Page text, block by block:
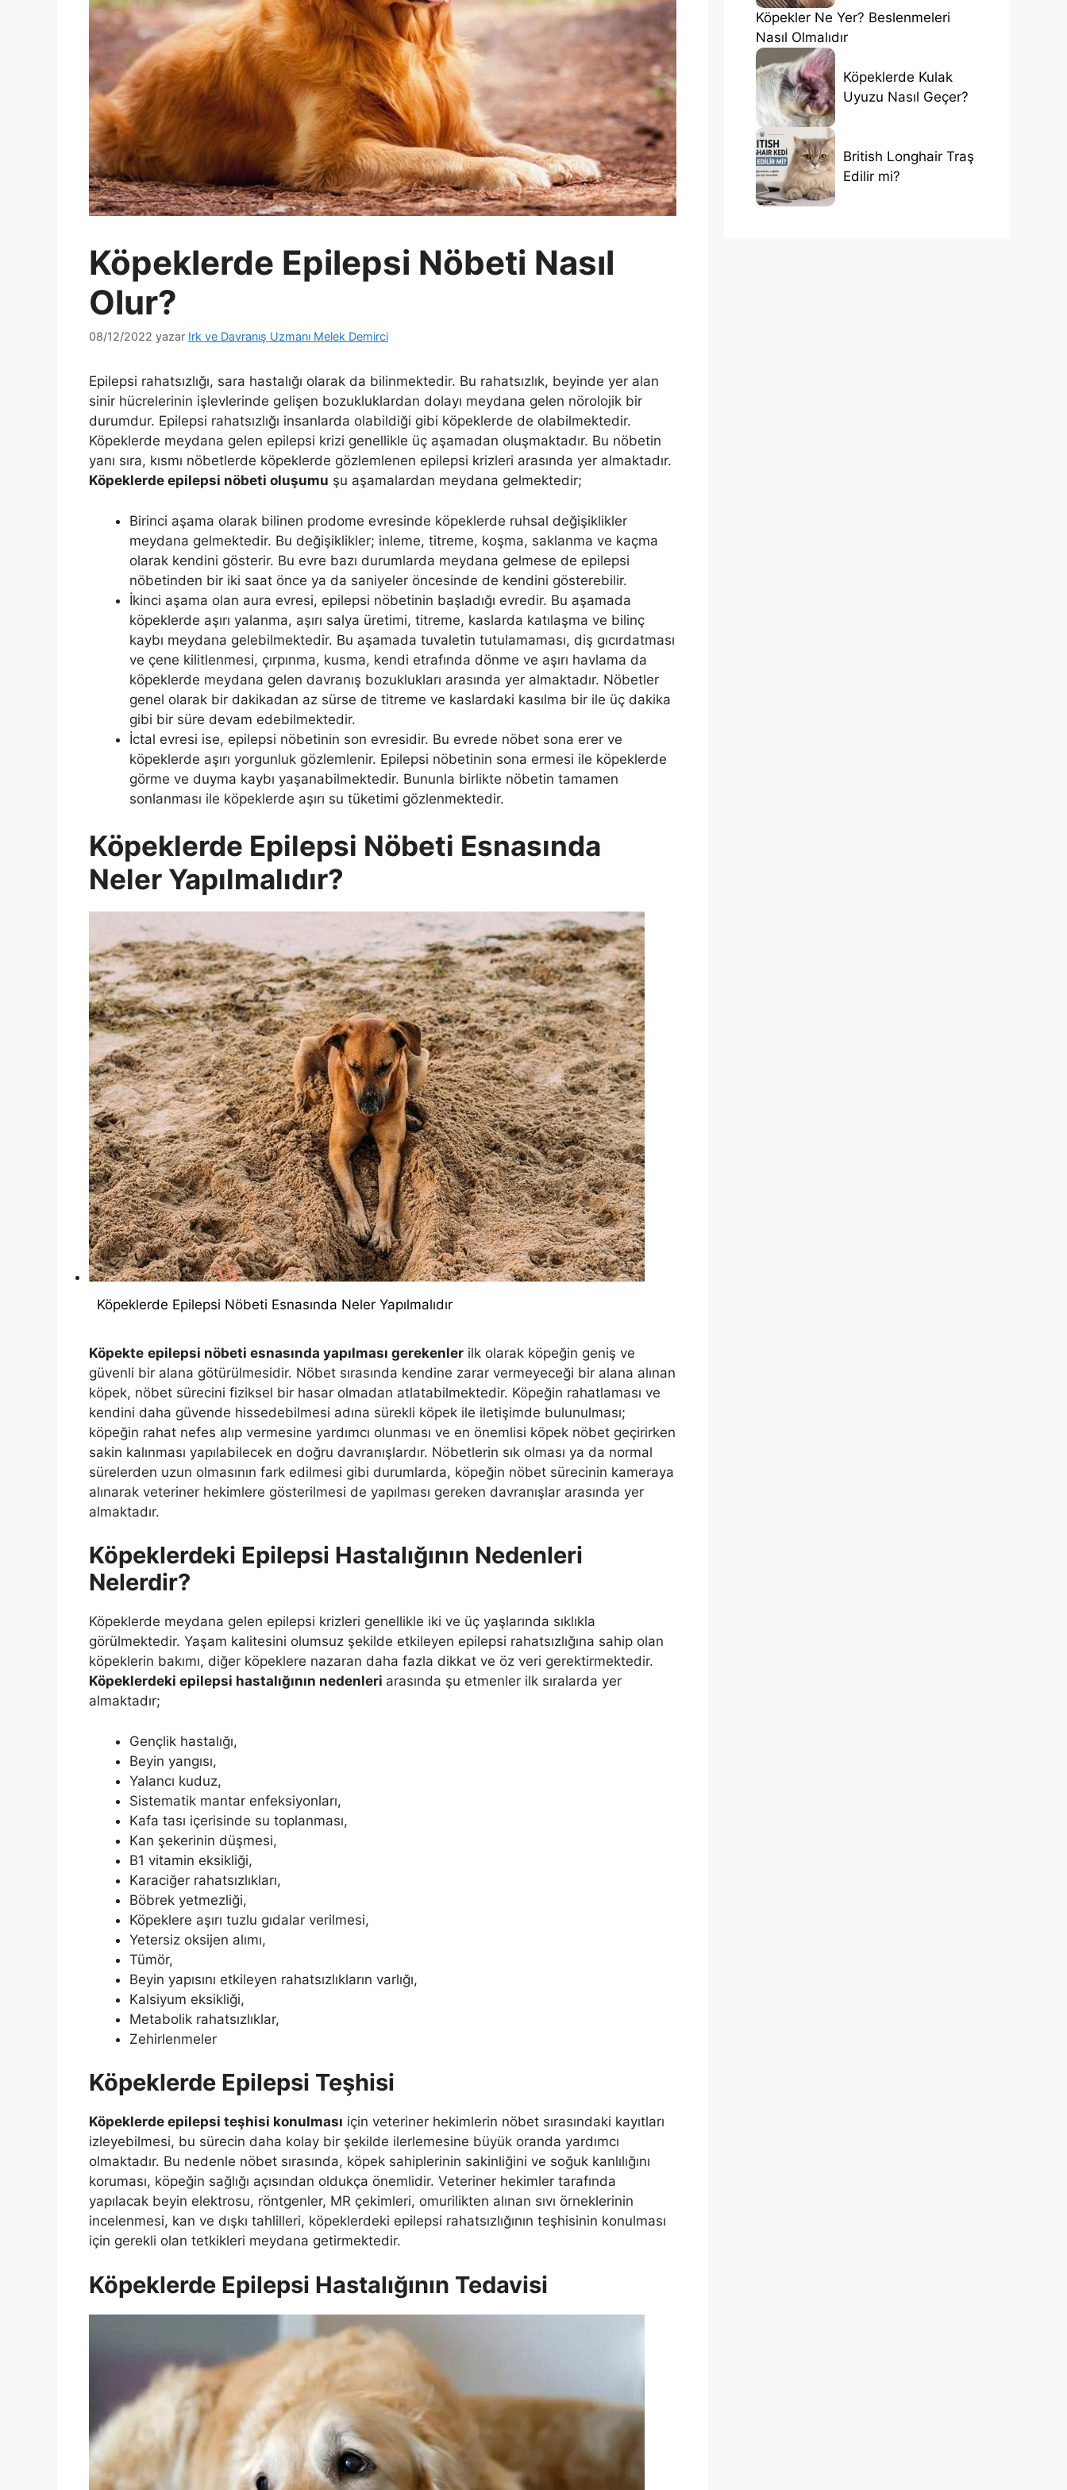
Köpeklerde Epilepsi Nöbeti Nasıl
Olur?
08/12/2022 yazar Irk ve Davranış Uzmanı Melek Demirci
Epilepsi rahatsızlığı, sara hastalığı olarak da bilinmektedir. Bu rahatsızlık, beyinde yer alan
sinir hücrelerinin işlevlerinde gelişen bozukluklardan dolayı meydana gelen nörolojik bir
durumdur. Epilepsi rahatsızlığı insanlarda olabildiği gibi köpeklerde de olabilmektedir.
Köpeklerde meydana gelen epilepsi krizi genellikle üç aşamadan oluşmaktadır. Bu nöbetin
yanı sıra, kısmı nöbetlerde köpeklerde gözlemlenen epilepsi krizleri arasında yer almaktadır.
Köpeklerde epilepsi nöbeti oluşumu şu aşamalardan meydana gelmektedir;
Birinci aşama olarak bilinen prodome evresinde köpeklerde ruhsal değişiklikler
meydana gelmektedir. Bu değişiklikler; inleme, titreme, koşma, saklanma ve kaçma
olarak kendini gösterir. Bu evre bazı durumlarda meydana gelmese de epilepsi
nöbetinden bir iki saat önce ya da saniyeler öncesinde de kendini gösterebilir.
İkinci aşama olan aura evresi, epilepsi nöbetinin başladığı evredir. Bu aşamada
köpeklerde aşırı yalanma, aşırı salya üretimi, titreme, kaslarda katılaşma ve bilinç
kaybı meydana gelebilmektedir. Bu aşamada tuvaletin tutulamaması, diş gıcırdatması
ve çene kilitlenmesi, çırpınma, kusma, kendi etrafında dönme ve aşırı havlama da
köpeklerde meydana gelen davranış bozuklukları arasında yer almaktadır. Nöbetler
genel olarak bir dakikadan az sürse de titreme ve kaslardaki kasılma bir ile üç dakika
gibi bir süre devam edebilmektedir.
İctal evresi ise, epilepsi nöbetinin son evresidir. Bu evrede nöbet sona erer ve
köpeklerde aşırı yorgunluk gözlemlenir. Epilepsi nöbetinin sona ermesi ile köpeklerde
görme ve duyma kaybı yaşanabilmektedir. Bununla birlikte nöbetin tamamen
sonlanması ile köpeklerde aşırı su tüketimi gözlenmektedir.
Köpeklerde Epilepsi Nöbeti Esnasında
Neler Yapılmalıdır?
Köpeklerde Epilepsi Nöbeti Esnasında Neler Yapılmalıdır
Köpekte epilepsi nöbeti esnasında yapılması gerekenler ilk olarak köpeğin geniş ve
güvenli bir alana götürülmesidir. Nöbet sırasında kendine zarar vermeyeceği bir alana alınan
köpek, nöbet sürecini fiziksel bir hasar olmadan atlatabilmektedir. Köpeğin rahatlaması ve
kendini daha güvende hissedebilmesi adına sürekli köpek ile iletişimde bulunulması;
köpeğin rahat nefes alıp vermesine yardımcı olunması ve en önemlisi köpek nöbet geçirirken
sakin kalınması yapılabilecek en doğru davranışlardır. Nöbetlerin sık olması ya da normal
sürelerden uzun olmasının fark edilmesi gibi durumlarda, köpeğin nöbet sürecinin kameraya
alınarak veteriner hekimlere gösterilmesi de yapılması gereken davranışlar arasında yer
almaktadır.
Köpeklerdeki Epilepsi Hastalığının Nedenleri
Nelerdir?
Köpeklerde meydana gelen epilepsi krizleri genellikle iki ve üç yaşlarında sıklıkla
görülmektedir. Yaşam kalitesini olumsuz şekilde etkileyen epilepsi rahatsızlığına sahip olan
köpeklerin bakımı, diğer köpeklere nazaran daha fazla dikkat ve öz veri gerektirmektedir.
Köpeklerdeki epilepsi hastalığının nedenleri arasında şu etmenler ilk sıralarda yer
almaktadır;
Gençlik hastalığı,
Beyin yangısı,
Yalancı kuduz,
Sistematik mantar enfeksiyonları,
Kafa tası içerisinde su toplanması,
Kan şekerinin düşmesi,
B1 vitamin eksikliği,
Karaciğer rahatsızlıkları,
Böbrek yetmezliği,
Köpeklere aşırı tuzlu gıdalar verilmesi,
Yetersiz oksijen alımı,
Tümör,
Beyin yapısını etkileyen rahatsızlıkların varlığı,
Kalsiyum eksikliği,
Metabolik rahatsızlıklar,
Zehirlenmeler
Köpeklerde Epilepsi Teşhisi
Köpeklerde epilepsi teşhisi konulması için veteriner hekimlerin nöbet sırasındaki kayıtları
izleyebilmesi, bu sürecin daha kolay bir şekilde ilerlemesine büyük oranda yardımcı
olmaktadır. Bu nedenle nöbet sırasında, köpek sahiplerinin sakinliğini ve soğuk kanlılığını
koruması, köpeğin sağlığı açısından oldukça önemlidir. Veteriner hekimler tarafında
yapılacak beyin elektrosu, röntgenler, MR çekimleri, omurilikten alınan sıvı örneklerinin
incelenmesi, kan ve dışkı tahlilleri, köpeklerdeki epilepsi rahatsızlığının teşhisinin konulması
için gerekli olan tetkikleri meydana getirmektedir.
Köpeklerde Epilepsi Hastalığının Tedavisi
Köpekler Ne Yer? Beslenmeleri
Nasıl Olmalıdır
Köpeklerde Kulak
Uyuzu Nasıl Geçer?
British Longhair Traş
Edilir mi?